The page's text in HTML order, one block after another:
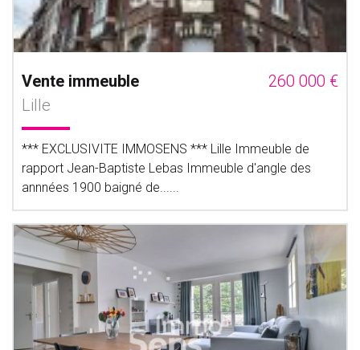
Vente immeuble
260 000 €
Lille
*** EXCLUSIVITE IMMOSENS *** Lille Immeuble de
rapport Jean-Baptiste Lebas Immeuble d'angle des
annnées 1900 baigné de......